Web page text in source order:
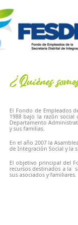
¿Quiénes
El Fondo de Empleados
1988 bajo la razón social
Departamento
y sus familias.
En el año 2007 la
de Integración Social y la
El objetivo principal del
recursos destinados a la
sus asociados y familiares.